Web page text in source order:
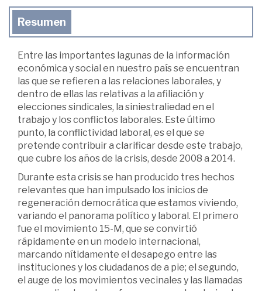
Resumen
Entre las importantes lagunas de la información
económica y social en nuestro país se encuentran
las que se refieren a las relaciones laborales, y
dentro de ellas las relativas a la afiliación y
elecciones sindicales, la siniestraliedad en el
trabajo y los conflictos laborales. Este último
punto, la conflictividad laboral, es el que se
pretende contribuir a clarificar desde este trabajo,
que cubre los años de la crisis, desde 2008 a 2014.
Durante esta crisis se han producido tres hechos
relevantes que han impulsado los inicios de
regeneración democrática que estamos viviendo,
variando el panorama político y laboral. El primero
fue el movimiento 15-M, que se convirtió
rápidamente en un modelo internacional,
marcando nítidamente el desapego entre las
instituciones y los ciudadanos de a pie; el segundo,
el auge de los movimientos vecinales y las llamadas